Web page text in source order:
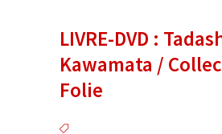
LIVRE-DVD :
Kawamata /
Folie